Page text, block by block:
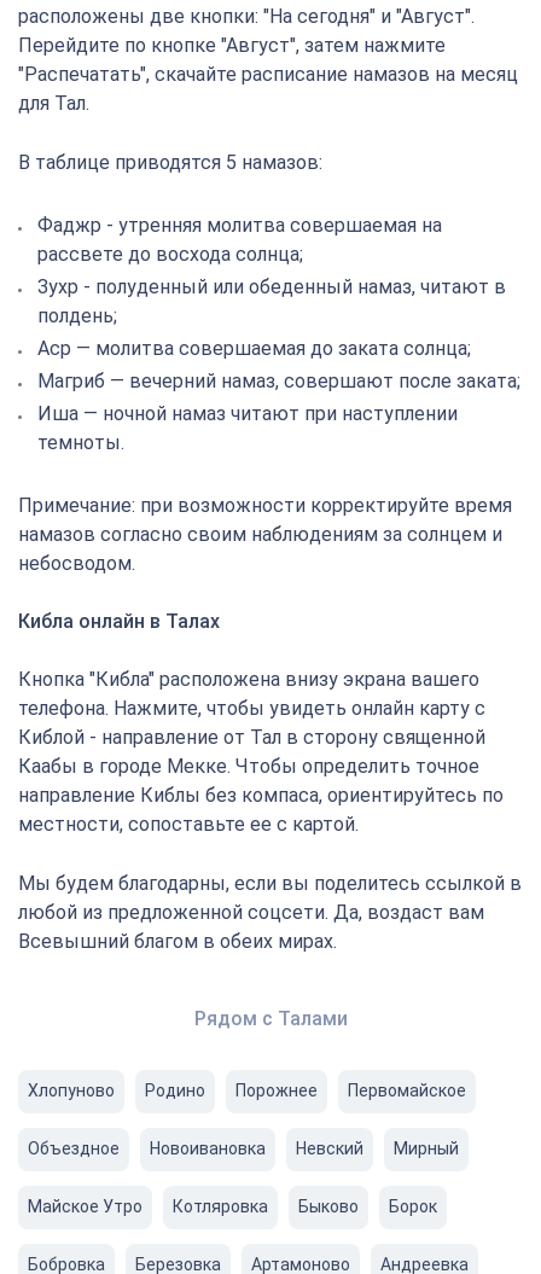
расположены две кнопки: "На сегодня" и "Август".
Перейдите по кнопке "Август", затем нажмите
"Распечатать", скачайте расписание намазов на месяц
для Тал.
В таблице приводятся 5 намазов:
Фаджр - утренняя молитва совершаемая на
рассвете до восхода солнца;
Зухр - полуденный или обеденный намаз, читают в
полдень;
Аср — молитва совершаемая до заката солнца;
Магриб — вечерний намаз, совершают после заката;
Иша — ночной намаз читают при наступлении
темноты.
Примечание: при возможности корректируйте время
намазов согласно своим наблюдениям за солнцем и
небосводом.
Кибла онлайн в Талах
Кнопка "Кибла" расположена внизу экрана вашего
телефона. Нажмите, чтобы увидеть онлайн карту с
Киблой - направление от Тал в сторону священной
Каабы в городе Мекке. Чтобы определить точное
направление Киблы без компаса, ориентируйтесь по
местности, сопоставьте ее с картой.
Мы будем благодарны, если вы поделитесь ссылкой в
любой из предложенной соцсети. Да, воздаст вам
Всевышний благом в обеих мирах.
Рядом с Талами
Хлопуново Родино Порожнее Первомайское
Объездное Новоивановка Невский Мирный
Майское Утро Котляровка Быково Борок
Бобровка Березовка Артамоново Андреевка